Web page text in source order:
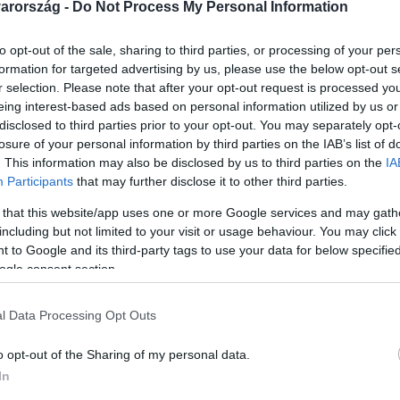
- Do Not Process My Personal Information
opt-out of the sale, sharing to third parties, or processing of your
for targeted advertising by us, please use the below opt-out
selection. Please note that after your opt-out request is processed
interest-based ads based on personal information utilized by us
to third parties prior to your opt-out. You may separately
of your personal information by third parties on the IAB’s list of
This information may also be disclosed by us to third parties on the
Participants that may further disclose it to other third parties.
that this website/app uses one or more Google services and may
but not limited to your visit or usage behaviour. You may
to Google and its third-party tags to use your data for below
consent section.
Data Processing Opt Outs
opt-out of the Sharing of my personal data.
lehet Alisson utódja a
nagyon nem örülnének neki, van egy olyan
És ebben az esetben olyasvalaki érkezhetne a helyére, aki
épségben kerület elő egy macska a
épségben találtak egy macskára egy leégett valenciai
túl, hogy elbújt az épület tűzcsap-fülkéjében. A tűzoltók
kedvencét.